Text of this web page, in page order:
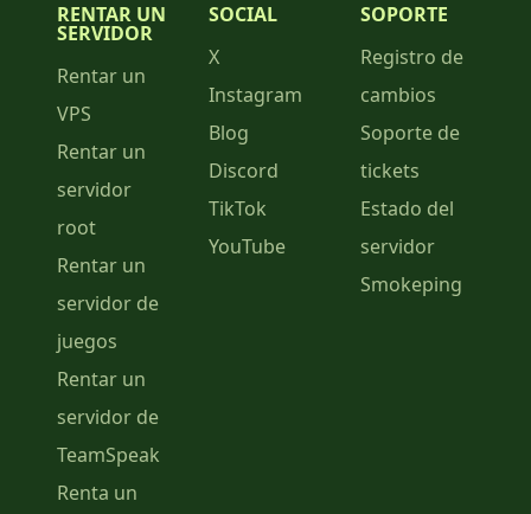
RENTAR UN
SERVIDOR
Rentar un
VPS
Rentar un
servidor
root
Rentar un
servidor de
juegos
Rentar un
servidor de
TeamSpeak
Renta un
SOCIAL
X
Instagram
Blog
Discord
TikTok
YouTube
SOPORTE
Registro de
cambios
Soporte de
tickets
Estado del
servidor
Smokeping